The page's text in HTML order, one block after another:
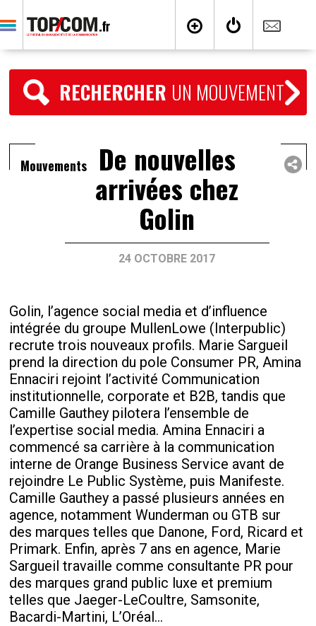
RECHERCHER UN MOUVEMENT
Mouvements De nouvelles
arrivées chez
Golin
24 OCTOBRE 2017
Golin, l’agence social media et d’influence
intégrée du groupe MullenLowe (Interpublic)
recrute trois nouveaux profils. Marie Sargueil
prend la direction du pole Consumer PR, Amina
Ennaciri rejoint l’activité Communication
institutionnelle, corporate et B2B, tandis que
Camille Gauthey pilotera l’ensemble de
l’expertise social media. Amina Ennaciri a
commencé sa carrière à la communication
interne de Orange Business Service avant de
rejoindre Le Public Système, puis Manifeste.
Camille Gauthey a passé plusieurs années en
agence, notamment Wunderman ou GTB sur
des marques telles que Danone, Ford, Ricard et
Primark. Enfin, après 7 ans en agence, Marie
Sargueil travaille comme consultante PR pour
des marques grand public luxe et premium
telles que Jaeger-LeCoultre, Samsonite,
Bacardi-Martini, L’Oréal...